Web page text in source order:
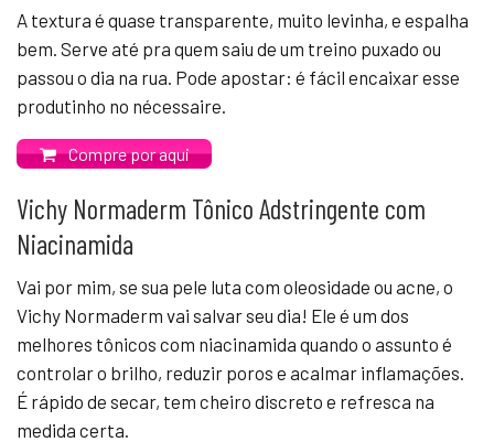
A textura é quase transparente, muito levinha, e espalha
bem. Serve até pra quem saiu de um treino puxado ou
passou o dia na rua. Pode apostar: é fácil encaixar esse
produtinho no nécessaire.
Compre por aqui
Vichy Normaderm Tônico Adstringente com
Niacinamida
Vai por mim, se sua pele luta com oleosidade ou acne, o
Vichy Normaderm vai salvar seu dia! Ele é um dos
melhores tônicos com niacinamida quando o assunto é
controlar o brilho, reduzir poros e acalmar inflamações.
É rápido de secar, tem cheiro discreto e refresca na
medida certa.